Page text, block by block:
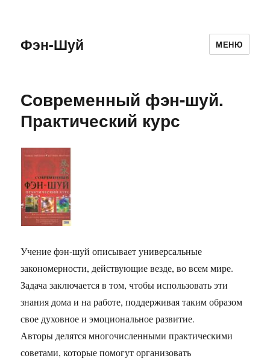
Фэн-Шуй МЕНЮ
Современный фэн-шуй.
Практический курс
Учение фэн-шуй описывает универсальные
закономерности, действующие везде, во всем мире.
Задача заключается в том, чтобы использовать эти
знания дома и на работе, поддерживая таким образом
свое духовное и эмоциональное развитие.
Авторы делятся многочисленными практическими
советами, которые помогут организовать